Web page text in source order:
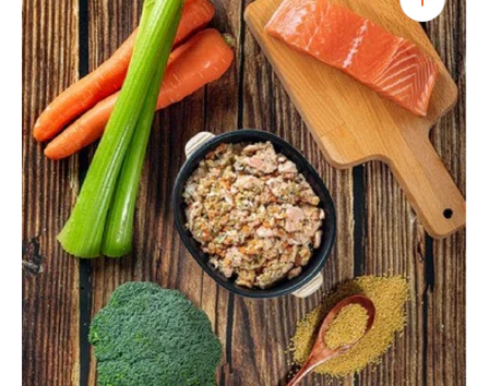
開
啟
圖
庫
檢
視
中
的
多
媒